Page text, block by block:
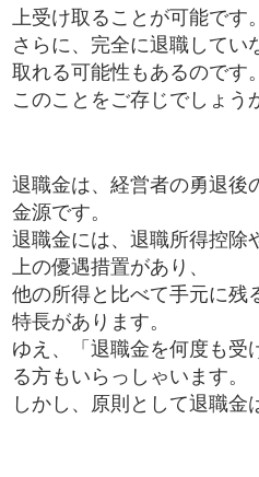
上受け取ることが可能です。
さらに、完全に退職してい
取れる可能性もあるのです。
このことをご存じでしょう
退職金は、経営者の勇退後
金源です。
退職金には、退職所得控除
上の優遇措置があり、
他の所得と比べて手元に残
特長があります。
ゆえ、「退職金を何度も受
る方もいらっしゃいます。
しかし、原則として退職金